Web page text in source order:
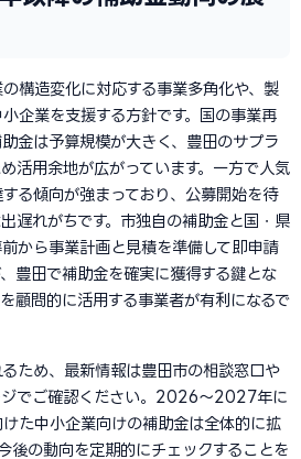
構造変化に対応する事業多角化や、製
企業を支援する方針です。国の事業再
金は予算規模が大きく、豊田のサプラ
活用余地が広がっています。一方で人気
る傾向が強まっており、公募開始を待
遅れがちです。市独自の補助金と国・県
から事業計画と見積を準備して即申請
豊田で補助金を確実に獲得する鍵とな
顧問的に活用する事業者が有利になるで
ため、最新情報は豊田市の相談窓口や
ジでご確認ください。2026〜2027年に
た中小企業向けの補助金は全体的に拡
後の動向を定期的にチェックすることを